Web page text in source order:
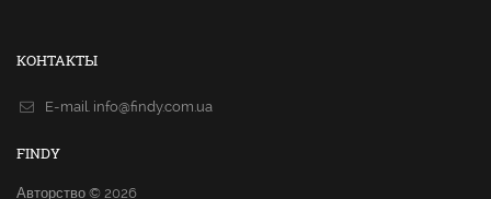
КОНТАКТЫ
E-mail. info@findy.com.ua
FINDY
Авторство © 2026